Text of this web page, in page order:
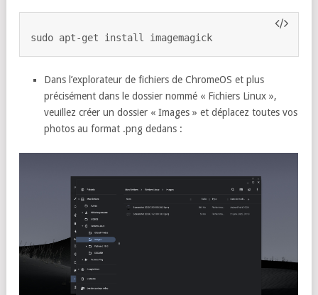
sudo apt-get install imagemagick
Dans l’explorateur de fichiers de ChromeOS et plus
précisément dans le dossier nommé « Fichiers Linux »,
veuillez créer un dossier « Images » et déplacez toutes vos
photos au format .png dedans :